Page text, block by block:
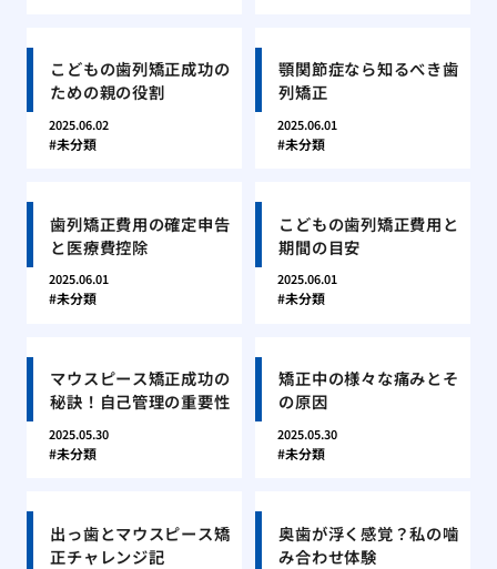
こどもの歯列矯正成功の
ための親の役割
2025.06.02
未分類
顎関節症なら知るべき歯
列矯正
2025.06.01
未分類
歯列矯正費用の確定申告
と医療費控除
2025.06.01
未分類
こどもの歯列矯正費用と
期間の目安
2025.06.01
未分類
マウスピース矯正成功の
秘訣！自己管理の重要性
2025.05.30
未分類
矯正中の様々な痛みとそ
の原因
2025.05.30
未分類
出っ歯とマウスピース矯
正チャレンジ記
奥歯が浮く感覚？私の噛
み合わせ体験